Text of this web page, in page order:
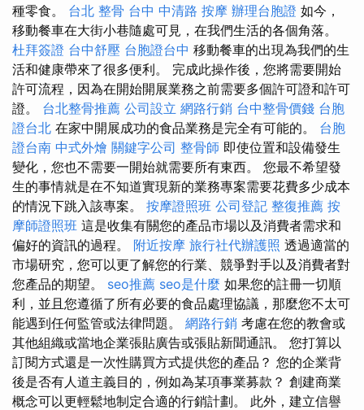
種零食。 台北 整骨 台中 中清路 按摩 辦理台胞證 如今，
移動餐車在大街小巷隨處可見，在我們生活的各個角落。
杜拜簽證 台中舒壓 台胞證台中 移動餐車的出現為我們的生
活和健康帶來了很多便利。 完成此操作後，您將需要開始
許可流程，因為在開始開展業務之前需要多個許可證和許可
證。 台北整骨推薦 公司設立 網路行銷 台中整骨價錢 台胞
證台北 在家中開展成功的食品業務是完全有可能的。 台胞
證台南 中式外燴 關鍵字公司 整骨師 即使位置和設備發生
變化，您也不需要一開始就需要所有東西。 您最不希望發
生的事情就是在不知道實現新的業務專案需要花費多少成本
的情況下跳入該專案。 按摩證照班 公司登記 整復推薦 按
摩師證照班 這是收集有關您的產品市場以及消費者需求和
偏好的資訊的過程。 附近按摩 旅行社代辦護照 透過適當的
市場研究，您可以更了解您的行業、競爭對手以及消費者對
您產品的期望。 seo推薦 seo是什麼 如果您的註冊一切順
利，並且您遵循了所有必要的食品處理協議，那麼您不太可
能遇到任何監管或法律問題。 網路行銷 考慮在您的教會或
其他組織或當地企業張貼廣告或張貼新聞通訊。 您打算以
訂閱方式還是一次性購買方式提供您的產品？ 您的企業背
後是否有人道主義目的，例如為某項事業募款？ 創建商業
概念可以更輕鬆地制定合適的行銷計劃。 此外，建立信譽